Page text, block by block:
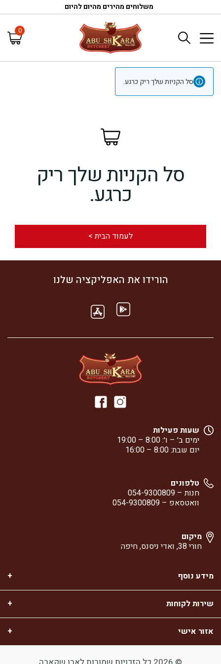
משלוחים מהירים מהיום להיום
0
סל הקניות שלך ריק כרגע.
סל הקניות שלך ריק
כרגע.
לעמוד הבית >
הורידו את האפליקציה שלנו
שעות פעילות
ימים ב׳ – ו׳: 8:00 – 19:00
יום שבת: 8:00 – 16:00
טלפונים
חנות – 054-9300809
וואטסאפ – 054-9300809
מיקום
חורי 38, ואדי ניסנס, חיפה
מידע נוסף
שירות לקוחות
אזור אישי